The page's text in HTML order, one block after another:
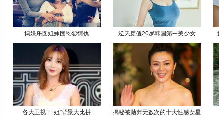
揭娱乐圈姐妹团恩怨情仇 逆天颜值20岁韩国第一美少女
各大卫视“一姐”背景大比拼 揭秘被抛弃无数次的十大性感女星